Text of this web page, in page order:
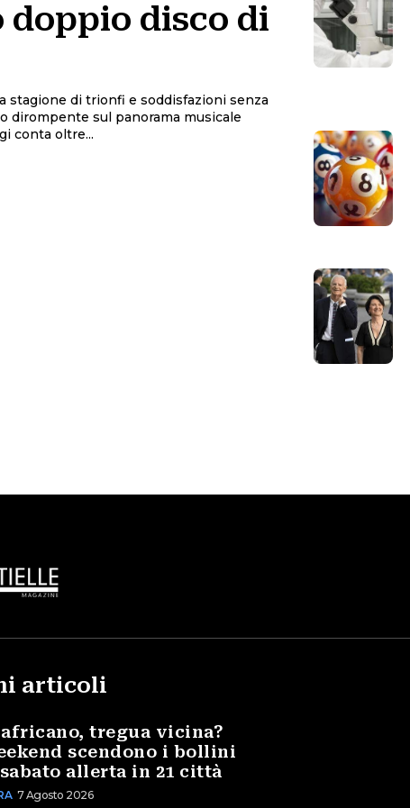
disco di
stagione di trionfi e soddisfazioni senza
dirompente sul panorama musicale
conta oltre...
articoli
africano, tregua vicina?
scendono i bollini
allerta in 21 città
7 Agosto 2026